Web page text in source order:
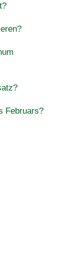
Februars?